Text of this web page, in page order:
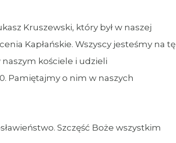
Kruszewski, który był w naszej
Kapłańskie. Wszyscy jesteśmy na tę
kościele i udzieli
Pamiętajmy o nim w naszych
Szczęść Boże wszystkim